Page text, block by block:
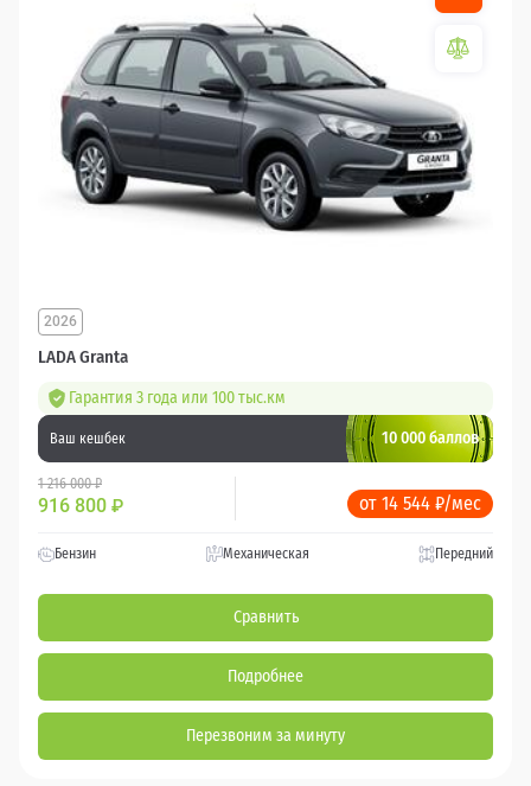
LADA Granta
2026
Гарантия 3 года или 100 тыс.км
Ваш кешбек 10 000 баллов
1 216 000 ₽
916 800 ₽ от 14 544 ₽/мес
Бензин Механическая Передний
Сравнить
Подробнее
Перезвоним за минуту